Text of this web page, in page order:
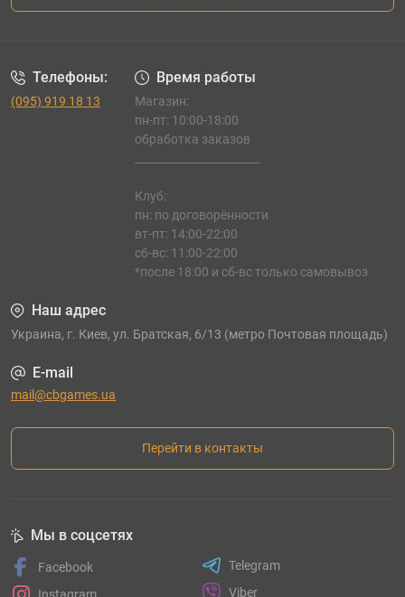
Телефоны:
(095) 919 18 13
Время работы
Магазин:
пн-пт: 10:00-18:00
обработка заказов
Клуб:
пн: по договорённости
вт-пт: 14:00-22:00
сб-вс: 11:00-22:00
*после 18:00 и сб-вс только самовывоз
Наш адрес
Украина, г. Киев, ул. Братская, 6/13 (метро Почтовая площадь)
E-mail
mail@cbgames.ua
Перейти в контакты
Мы в соцсетях
Facebook
Instagram
Telegram
Viber